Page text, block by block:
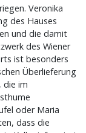
Veronika
des Hauses
und die damit
des Wiener
ist besonders
Überlieferung
die im
oder Maria
dass die